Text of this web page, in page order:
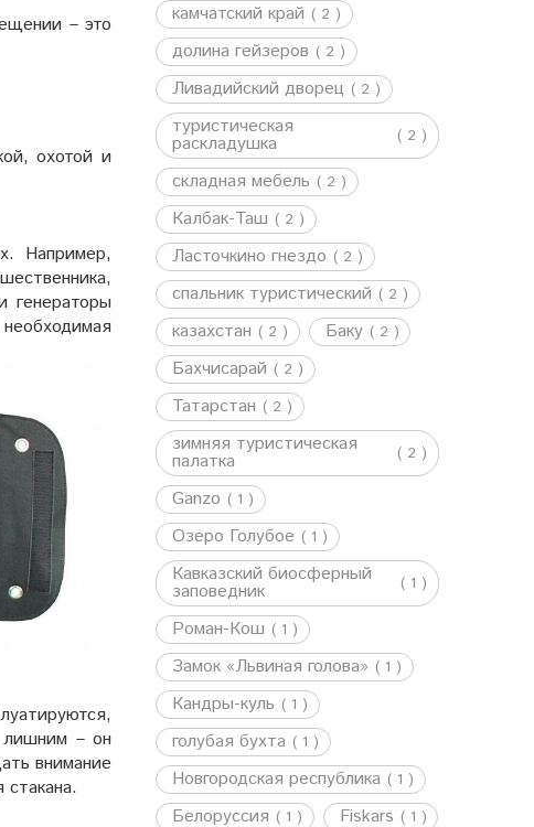
– это
охотой и
Например,
генераторы
лишним – он
внимание
камчатский край ( 2 )
долина гейзеров ( 2 )
Ливадийский дворец ( 2 )
туристическая
раскладушка ( 2 )
складная мебель ( 2 )
Калбак-Таш ( 2 )
Ласточкино гнездо ( 2 )
спальник туристический ( 2 )
казахстан ( 2 ) Баку ( 2 )
Бахчисарай ( 2 )
Татарстан ( 2 )
зимняя туристическая
палатка ( 2 )
Ganzo ( 1 )
Озеро Голубое ( 1 )
Кавказский биосферный
заповедник ( 1 )
Роман-Кош ( 1 )
Замок «Львиная голова» ( 1 )
Кандры-куль ( 1 )
голубая бухта ( 1 )
Новгородская республика ( 1 )
Белоруссия ( 1 ) Fiskars ( 1 )